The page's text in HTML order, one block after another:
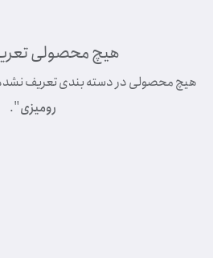
هیچ محصولی
هیچ محصولی در دسته بندی تعریف
رومیزی".